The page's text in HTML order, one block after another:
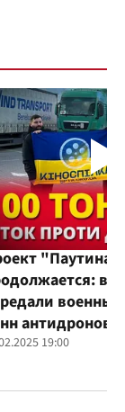
"Паутина"
19:00